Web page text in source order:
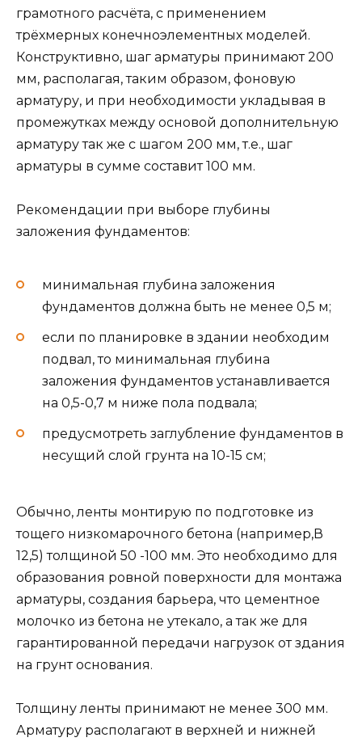
грамотного расчёта, с применением
трёхмерных конечноэлементных моделей.
Конструктивно, шаг арматуры принимают 200
мм, располагая, таким образом, фоновую
арматуру, и при необходимости укладывая в
промежутках между основой дополнительную
арматуру так же с шагом 200 мм, т.е., шаг
арматуры в сумме составит 100 мм.
Рекомендации при выборе глубины
заложения фундаментов:
минимальная глубина заложения
фундаментов должна быть не менее 0,5 м;
если по планировке в здании необходим
подвал, то минимальная глубина
заложения фундаментов устанавливается
на 0,5-0,7 м ниже пола подвала;
предусмотреть заглубление фундаментов в
несущий слой грунта на 10-15 см;
Обычно, ленты монтирую по подготовке из
тощего низкомарочного бетона (например,В
12,5) толщиной 50 -100 мм. Это необходимо для
образования ровной поверхности для монтажа
арматуры, создания барьера, что цементное
молочко из бетона не утекало, а так же для
гарантированной передачи нагрузок от здания
на грунт основания.
Толщину ленты принимают не менее 300 мм.
Арматуру располагают в верхней и нижней